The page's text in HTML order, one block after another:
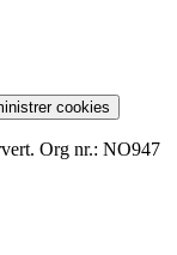
cookies
Org nr.: NO947